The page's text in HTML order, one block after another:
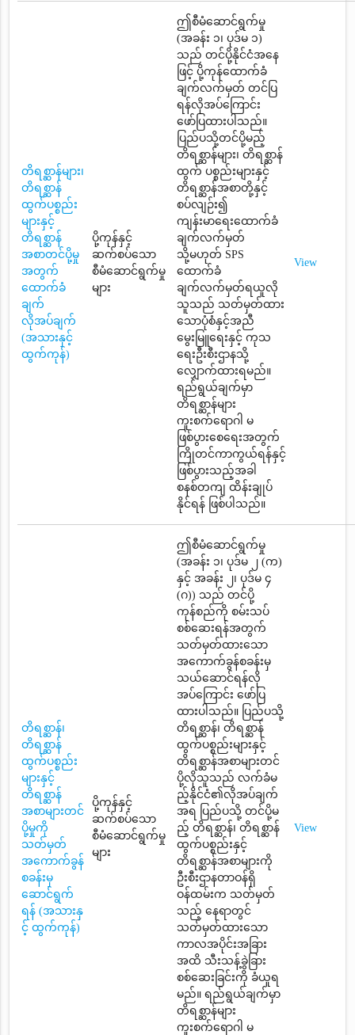
တိရစ္ဆာန်များ၊
တိရစ္ဆာန်
ထွက်ပစ္စည်း
များနှင့်
တိရစ္ဆာန်
အစာတင်ပို့မှု
အတွက်
ထောက်ခံ
ချက်
လိုအပ်ချက်
(အသားနှင့်
ထွက်ကုန်)
ပို့ကုန်နှင့်
ဆက်စပ်သော
စီမံဆောင်ရွက်မှု
များ
ဤစီမံဆောင်ရွက်မှု
(အခန်း ၁၊ ပုဒ်မ ၁)
သည် တင်ပို့နိုင်ငံအနေ
ဖြင့် ပို့ကုန်ထောက်ခံ
ချက်လက်မှတ် တင်ပြ
ရန်လိုအပ်ကြောင်း
ဖော်ပြထားပါသည်။
ပြည်ပသို့တင်ပို့မည့်
တိရစ္ဆာန်များ၊ တိရစ္ဆာန်
ထွက် ပစ္စည်းများနှင့်
တိရစ္ဆာန်အစာတို့နှင့်
စပ်လျဉ်း၍
ကျန်းမာရေးထောက်ခံ
ချက်လက်မှတ်
သို့မဟုတ် SPS
ထောက်ခံ
ချက်လက်မှတ်ရယူလို
သူသည် သတ်မှတ်ထား
သောပုံစံနှင့်အညီ
မွေးမြူရေးနှင့် ကုသ
ရေးဦးစီးဌာနသို့
လျှောက်ထားရမည်။
ရည်ရွယ်ချက်မှာ
တိရစ္ဆာန်များ
ကူးစက်ရောဂါ မ
ဖြစ်ပွားစေရေးအတွက်
ကြိုတင်ကာကွယ်ရန်နှင့်
ဖြစ်ပွားသည့်အခါ
စနစ်တကျ ထိန်းချုပ်
နိုင်ရန် ဖြစ်ပါသည်။
View
တိရစ္ဆာန်၊
တိရစ္ဆာန်
ထွက်ပစ္စည်း
များနှင့်
တိရစ္ဆာန်
အစာများတင်
ပို့မှုကို
သတ်မှတ်
အကောက်ခွန်
စခန်းမှ
ဆောင်ရွက်
ရန် (အသားနှ
င့် ထွက်ကုန်)
ပို့ကုန်နှင့်
ဆက်စပ်သော
စီမံဆောင်ရွက်မှု
များ
ဤစီမံဆောင်ရွက်မှု
(အခန်း ၁၊ ပုဒ်မ ၂ (က)
နှင့် အခန်း ၂၊ ပုဒ်မ ၄
(ဂ)) သည် တင်ပို့
ကုန်စည်ကို စမ်းသပ်
စစ်ဆေးရန်အတွက်
သတ်မှတ်ထားသော
အကောက်ခွန်စခန်းမှ
သယ်ဆောင်ရန်လို
အပ်ကြောင်း ဖော်ပြ
ထားပါသည်။ ပြည်ပသို့
တိရစ္ဆာန်၊ တိရစ္ဆာန်
ထွက်ပစ္စည်းများနှင့်
တိရစ္ဆာန်အစာများတင်
ပို့လိုသူသည် လက်ခံမ
ည့်နိုင်ငံ၏လိုအပ်ချက်
အရ ပြည်ပသို့ တင်ပို့မ
ည့် တိရစ္ဆာန်၊ တိရစ္ဆာန်
ထွက်ပစ္စည်းနှင့်
တိရစ္ဆာန်အစာများကို
ဦးစီးဌာနတာဝန်ရှိ
ဝန်ထမ်းက သတ်မှတ်
သည့် နေရာတွင်
သတ်မှတ်ထားသော
ကာလအပိုင်းအခြား
အထိ သီးသန့်ခွဲခြား
စစ်ဆေးခြင်းကို ခံယူရ
မည်။ ရည်ရွယ်ချက်မှာ
တိရစ္ဆာန်များ
ကူးစက်ရောဂါ မ
View